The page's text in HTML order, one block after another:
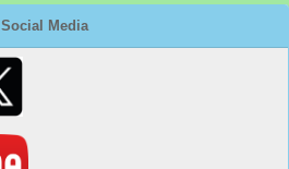
Social Media